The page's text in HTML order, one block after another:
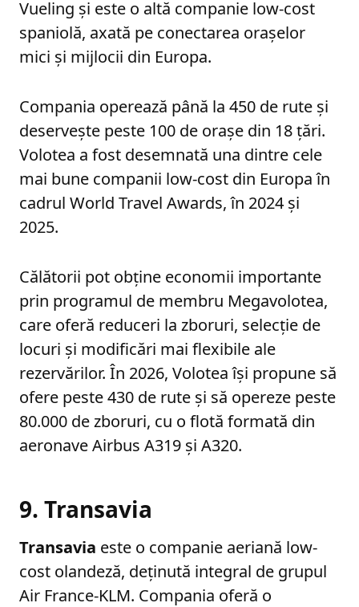
Vueling și este o altă companie low-cost
spaniolă, axată pe conectarea orașelor
mici și mijlocii din Europa.
Compania operează până la 450 de rute și
deservește peste 100 de orașe din 18 țări.
Volotea a fost desemnată una dintre cele
mai bune companii low-cost din Europa în
cadrul World Travel Awards, în 2024 și
2025.
Călătorii pot obține economii importante
prin programul de membru Megavolotea,
care oferă reduceri la zboruri, selecție de
locuri și modificări mai flexibile ale
rezervărilor. În 2026, Volotea își propune să
ofere peste 430 de rute și să opereze peste
80.000 de zboruri, cu o flotă formată din
aeronave Airbus A319 și A320.
9. Transavia
Transavia este o companie aeriană low-
cost olandeză, deținută integral de grupul
Air France-KLM. Compania oferă o